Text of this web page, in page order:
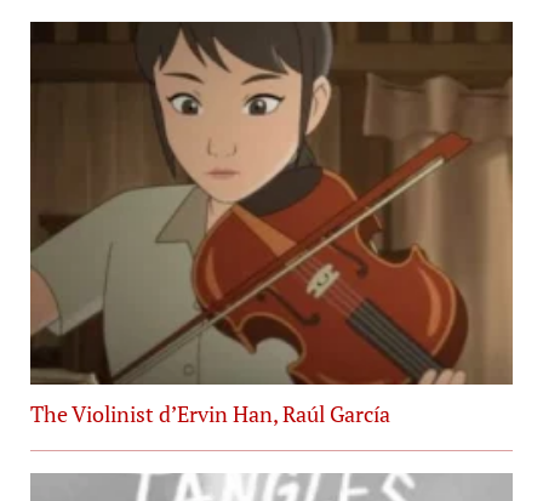
The Violinist d’Ervin Han, Raúl García